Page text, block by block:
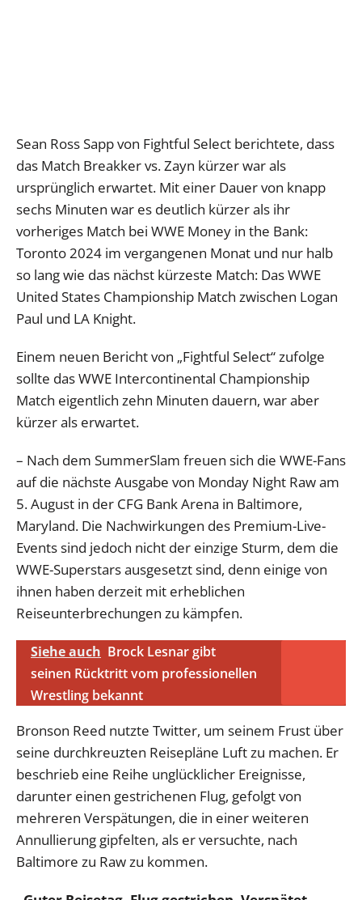
Sean Ross Sapp von Fightful Select berichtete, dass
das Match Breakker vs. Zayn kürzer war als
ursprünglich erwartet. Mit einer Dauer von knapp
sechs Minuten war es deutlich kürzer als ihr
vorheriges Match bei WWE Money in the Bank:
Toronto 2024 im vergangenen Monat und nur halb
so lang wie das nächst kürzeste Match: Das WWE
United States Championship Match zwischen Logan
Paul und LA Knight.
Einem neuen Bericht von „Fightful Select“ zufolge
sollte das WWE Intercontinental Championship
Match eigentlich zehn Minuten dauern, war aber
kürzer als erwartet.
– Nach dem SummerSlam freuen sich die WWE-Fans
auf die nächste Ausgabe von Monday Night Raw am
5. August in der CFG Bank Arena in Baltimore,
Maryland. Die Nachwirkungen des Premium-Live-
Events sind jedoch nicht der einzige Sturm, dem die
WWE-Superstars ausgesetzt sind, denn einige von
ihnen haben derzeit mit erheblichen
Reiseunterbrechungen zu kämpfen.
Siehe auch Brock Lesnar gibt
seinen Rücktritt vom professionellen
Wrestling bekannt
Bronson Reed nutzte Twitter, um seinem Frust über
seine durchkreuzten Reisepläne Luft zu machen. Er
beschrieb eine Reihe unglücklicher Ereignisse,
darunter einen gestrichenen Flug, gefolgt von
mehreren Verspätungen, die in einer weiteren
Annullierung gipfelten, als er versuchte, nach
Baltimore zu Raw zu kommen.